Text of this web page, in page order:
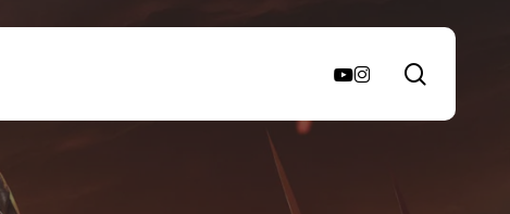
youtube
instagram